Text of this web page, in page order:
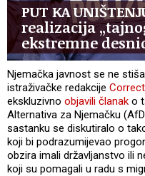
PUT KA
realizacija
ekstremne
Njemačka javnost se ne
istraživačke redakcije
ekskluzivno objavili članak o
Alternativa za Njemačku
sastanku se diskutiralo o
koji bi podrazumijevao
obzira imali državljanstvo ili
koji su pomagali u radu s